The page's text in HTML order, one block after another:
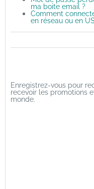
ma boite email ?
Comment
en réseau ou en
Enregistrez-vous pour
recevoir les promotions
monde.